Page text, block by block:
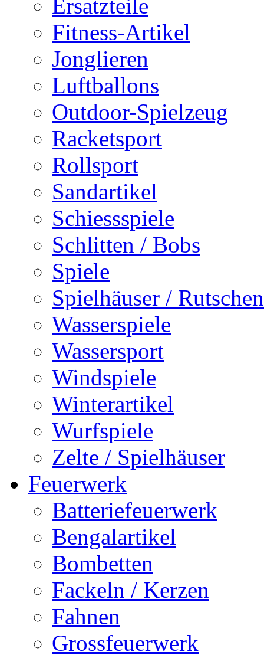
Ersatzteile
Fitness-Artikel
Jonglieren
Luftballons
Outdoor-Spielzeug
Racketsport
Rollsport
Sandartikel
Schiessspiele
Schlitten / Bobs
Spiele
Spielhäuser / Rutschen
Wasserspiele
Wassersport
Windspiele
Winterartikel
Wurfspiele
Zelte / Spielhäuser
Feuerwerk
Batteriefeuerwerk
Bengalartikel
Bombetten
Fackeln / Kerzen
Fahnen
Grossfeuerwerk